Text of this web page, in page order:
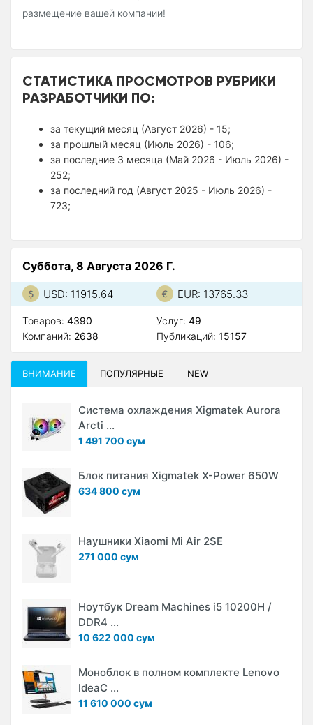
размещение вашей компании!
СТАТИСТИКА ПРОСМОТРОВ РУБРИКИ
РАЗРАБОТЧИКИ ПО:
за текущий месяц (Август 2026) - 15;
за прошлый месяц (Июль 2026) - 106;
за последние 3 месяца (Май 2026 - Июль 2026) -
252;
за последний год (Август 2025 - Июль 2026) -
723;
Суббота, 8 Августа 2026 Г.
USD: 11915.64 EUR: 13765.33
Товаров: 4390
Компаний: 2638
Услуг: 49
Публикаций: 15157
ВНИМАНИЕ ПОПУЛЯРНЫЕ NEW
Система охлаждения Xigmatek Aurora
Arcti ...
1 491 700 сум
Блок питания Xigmatek X-Power 650W
634 800 сум
Наушники Xiaomi Mi Air 2SE
271 000 сум
Ноутбук Dream Machines i5 10200H /
DDR4 ...
10 622 000 сум
Моноблок в полном комплекте Lenovo
IdeaC ...
11 610 000 сум